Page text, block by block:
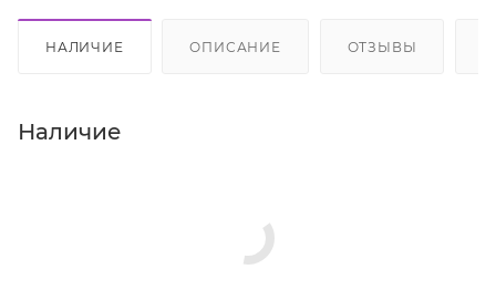
НАЛИЧИЕ ОПИСАНИЕ ОТЗЫВЫ
Наличие